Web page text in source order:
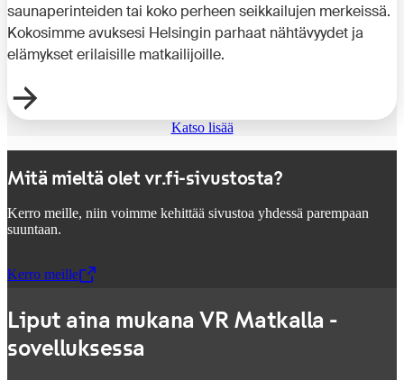
saunaperinteiden tai koko perheen seikkailujen merkeissä.
Kokosimme avuksesi Helsingin parhaat nähtävyydet ja
elämykset erilaisille matkailijoille.
Katso lisää
Mitä mieltä olet vr.fi-sivustosta?
Kerro meille, niin voimme kehittää sivustoa yhdessä parempaan
suuntaan.
Kerro meille
,Avataan uudessa välilehdessä
Liput aina mukana VR Matkalla -
sovelluksessa